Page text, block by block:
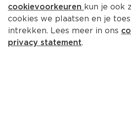
Ella's Kitchen Baby
mango 6m+
cookievoorkeuren kun je ook
cookies we plaatsen en je
intrekken. Lees meer in ons
privacy statement.